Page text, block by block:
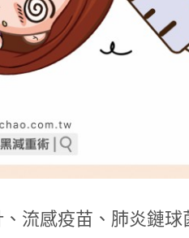
流感疫苗、肺炎鏈